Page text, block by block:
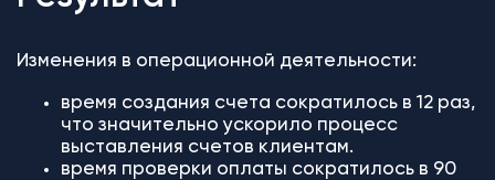
Изменения в операционной деятельности:
время создания счета сократилось в 12 раз,
что значительно ускорило процесс
выставления счетов клиентам.
время проверки оплаты сократилось в 90